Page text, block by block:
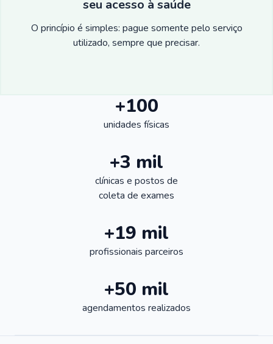
seu acesso à saúde
O princípio é simples: pague somente pelo serviço
utilizado, sempre que precisar.
+100
unidades físicas
+3 mil
clínicas e postos de
coleta de exames
+19 mil
profissionais parceiros
+50 mil
agendamentos realizados